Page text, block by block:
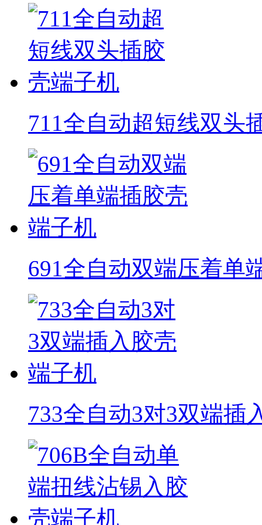
711全自动超短线双头
691全自动双端压着单
733全自动3对3双端插